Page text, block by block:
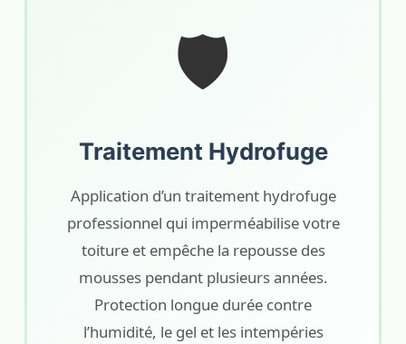
🛡️
Traitement Hydrofuge
Application d’un traitement hydrofuge
professionnel qui imperméabilise votre
toiture et empêche la repousse des
mousses pendant plusieurs années.
Protection longue durée contre
l’humidité, le gel et les intempéries